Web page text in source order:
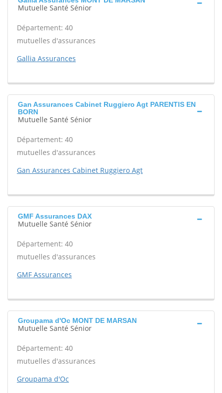
Mutuelle Santé Sénior
Département: 40
mutuelles d'assurances
Gallia Assurances
Gan Assurances Cabinet Ruggiero Agt PARENTIS EN
BORN
Mutuelle Santé Sénior
Département: 40
mutuelles d'assurances
Gan Assurances Cabinet Ruggiero Agt
GMF Assurances DAX
Mutuelle Santé Sénior
Département: 40
mutuelles d'assurances
GMF Assurances
Groupama d'Oc MONT DE MARSAN
Mutuelle Santé Sénior
Département: 40
mutuelles d'assurances
Groupama d'Oc